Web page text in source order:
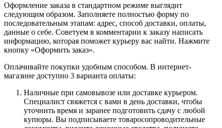
Оформление заказа в стандартном режиме выглядит
следующим образом. Заполняете полностью форму по
последовательным этапам: адрес, способ доставки, оплаты,
данные о себе. Советуем в комментарии к заказу написать
информацию, которая поможет курьеру вас найти. Нажмите
кнопку «Оформить заказ».
Оплачивайте покупки удобным способом. В интернет-
магазине доступно 3 варианта оплаты:
Наличные при самовывозе или доставке курьером.
Специалист свяжется с вами в день доставки, чтобы
уточнить время и заранее подготовить сдачу с любой
купюры. Вы подписываете товаросопроводительные